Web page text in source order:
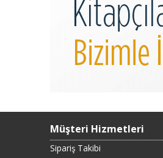
Müşteri Hizmetleri
Sipariş Takibi